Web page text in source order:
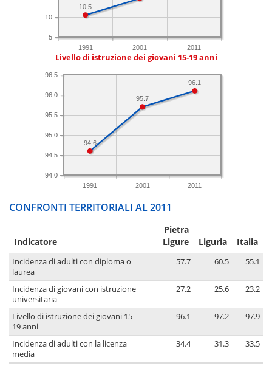
1991 2001 2011
5
10
10.5
Livello di istruzione dei giovani 15-19 anni
1991 2001 2011
94.0
94.5
95.0
95.5
96.0
96.5
96.1
95.7
94.6
CONFRONTI TERRITORIALI AL 2011
Indicatore
Pietra
Ligure
Liguria Italia
Incidenza di adulti con diploma o
laurea
57.7 60.5 55.1
Incidenza di giovani con istruzione
universitaria
27.2 25.6 23.2
Livello di istruzione dei giovani 15-
19 anni
96.1 97.2 97.9
Incidenza di adulti con la licenza
media
34.4 31.3 33.5